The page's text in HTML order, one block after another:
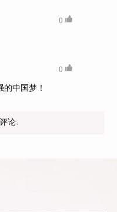
0
中国梦！
0
论